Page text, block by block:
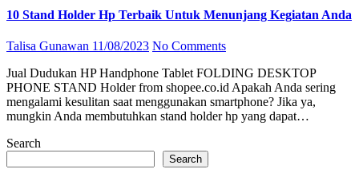
10 Stand Holder Hp Terbaik Untuk Menunjang Kegiatan Anda
Talisa Gunawan 11/08/2023 No Comments
Jual Dudukan HP Handphone Tablet FOLDING DESKTOP
PHONE STAND Holder from shopee.co.id Apakah Anda sering
mengalami kesulitan saat menggunakan smartphone? Jika ya,
mungkin Anda membutuhkan stand holder hp yang dapat…
Search
Search